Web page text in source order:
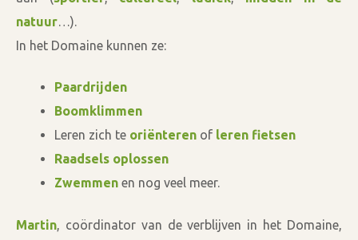
natuur…).
In het Domaine kunnen ze:
Paardrijden
Boomklimmen
Leren zich te oriënteren of leren fietsen
Raadsels oplossen
Zwemmen en nog veel meer.
Martin, coördinator van de verblijven in het Domaine,